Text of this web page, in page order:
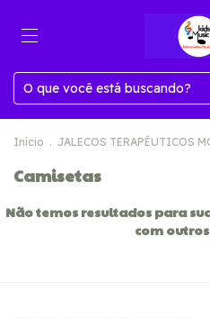
Início . JALECOS TERAPÊUTICOS
Camisetas
Não temos resultados para
com